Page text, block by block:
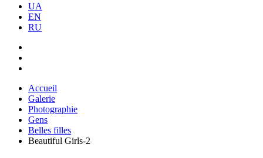
UA
EN
RU
Accueil
Galerie
Photographie
Gens
Belles filles
Beautiful Girls-2